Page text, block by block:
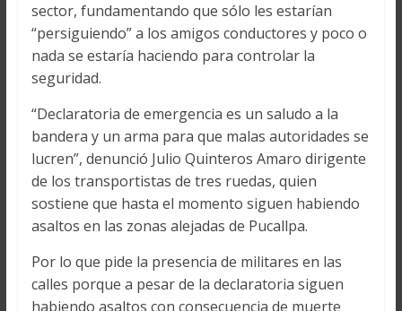
sector, fundamentando que sólo les estarían
“persiguiendo” a los amigos conductores y poco o
nada se estaría haciendo para controlar la
seguridad.
“Declaratoria de emergencia es un saludo a la
bandera y un arma para que malas autoridades se
lucren”, denunció Julio Quinteros Amaro dirigente
de los transportistas de tres ruedas, quien
sostiene que hasta el momento siguen habiendo
asaltos en las zonas alejadas de Pucallpa.
Por lo que pide la presencia de militares en las
calles porque a pesar de la declaratoria siguen
habiendo asaltos con consecuencia de muerte